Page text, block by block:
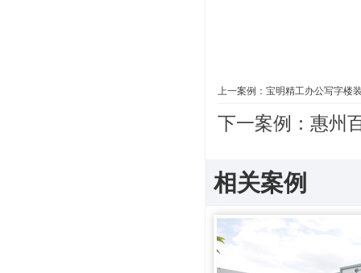
上一案例： 宝明精工办公写字楼
下一案例： 惠州
相关案例